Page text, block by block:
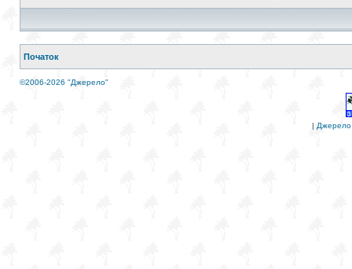
Початок
©2006-2026 "Джерело"
| Джерело